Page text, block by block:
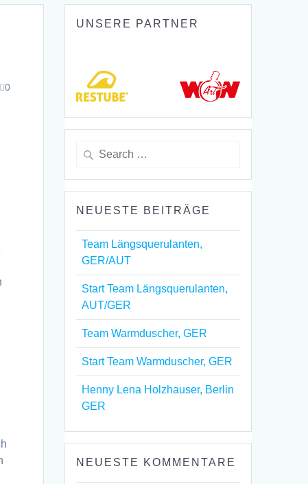
0
UNSERE PARTNER
Search
NEUESTE BEITRÄGE
Team Längsquerulanten,
GER/AUT
Start Team Längsquerulanten,
AUT/GER
Team Warmduscher, GER
Start Team Warmduscher, GER
Henny Lena Holzhauser, Berlin
GER
NEUESTE KOMMENTARE